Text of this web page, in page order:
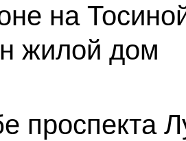
на
жилой дом
проспекта